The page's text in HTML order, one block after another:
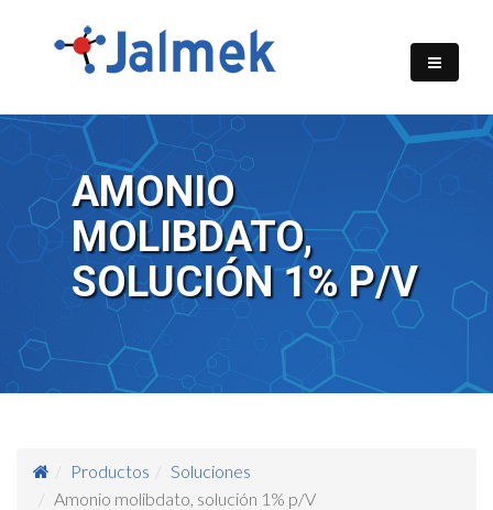
AMONIO
MOLIBDATO,
SOLUCIÓN 1% P/V
Productos
Soluciones
Amonio molibdato, solución 1% p/V